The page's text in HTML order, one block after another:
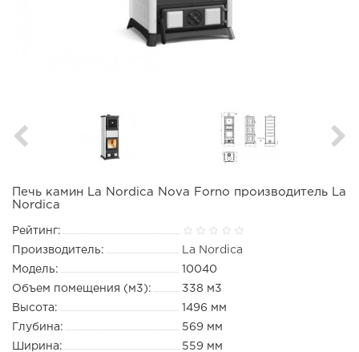
Печь камин La Nordica Nova Forno производитель La
Nordica
Рейтинг:
Производитель:
La Nordica
Модель:
10040
Объем помещения (м3):
338 м3
Высота:
1496 мм
Глубина:
569 мм
Ширина:
559 мм